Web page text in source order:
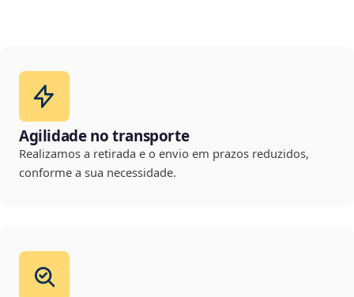
Agilidade no transporte
Realizamos a retirada e o envio em prazos reduzidos,
conforme a sua necessidade.